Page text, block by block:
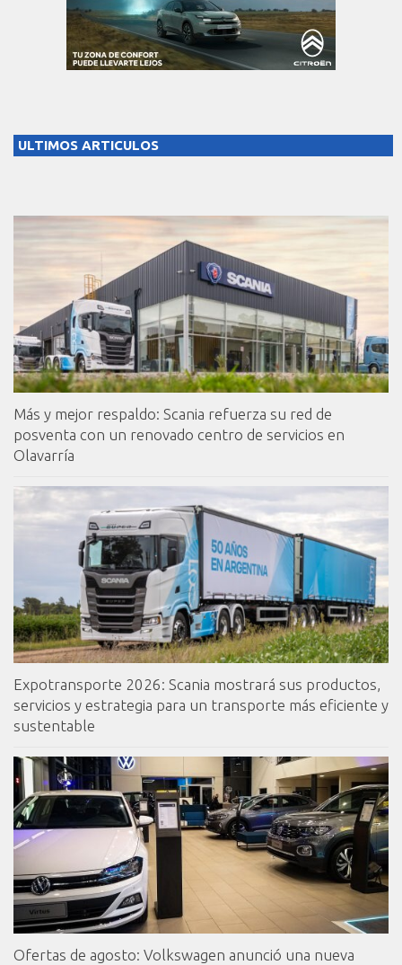
ULTIMOS ARTICULOS
Más y mejor respaldo: Scania refuerza su red de
posventa con un renovado centro de servicios en
Olavarría
Expotransporte 2026: Scania mostrará sus productos,
servicios y estrategia para un transporte más eficiente y
sustentable
Ofertas de agosto: Volkswagen anunció una nueva